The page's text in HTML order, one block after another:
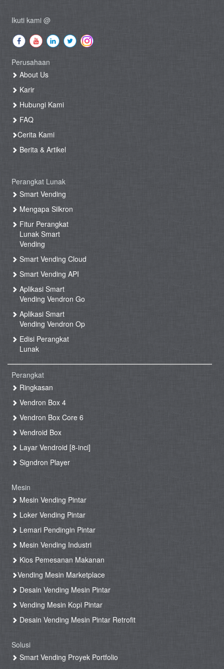
Ikuti kami @
Perusahaan
About Us
Karir
Hubungi Kami
FAQ
Cerita Kami
Berita & Artikel
Perangkat Lunak
Smart Vending
Mengapa Silkron
Fitur Perangkat
Lunak Smart
Vending
Smart Vending Cloud
Smart Vending API
Aplikasi Smart
Vending Vendron Go
Aplikasi Smart
Vending Vendron Op
Edisi Perangkat
Lunak
Perangkat
Ringkasan
Vendron Box 4
Vendron Box Core 6
Vendroid Box
Layar Vendroid [8-inci]
Signdron Player
Mesin
Mesin Vending Pintar
Loker Vending Pintar
Lemari Pendingin Pintar
Mesin Vending Industri
Kios Pemesanan Makanan
Vending Mesin Marketplace
Desain Vending Mesin Pintar
Vending Mesin Kopi Pintar
Desain Vending Mesin Pintar Retrofit
Solusi
Smart Vending Proyek Portfolio